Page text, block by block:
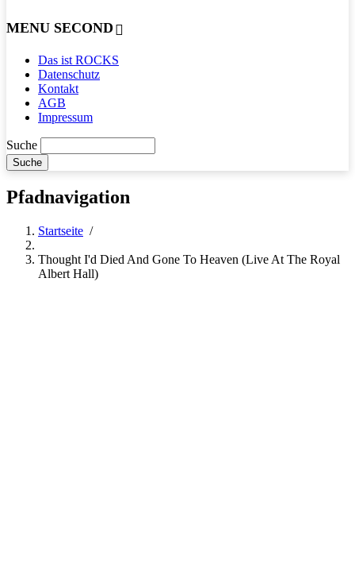
MENU SECOND
Das ist ROCKS
Datenschutz
Kontakt
AGB
Impressum
Suche
Pfadnavigation
Startseite /
Thought I'd Died And Gone To Heaven (Live At The Royal
Albert Hall)